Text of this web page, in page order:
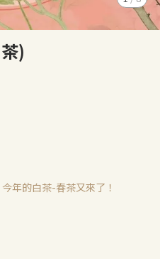
)
年的白茶-春茶又來了！